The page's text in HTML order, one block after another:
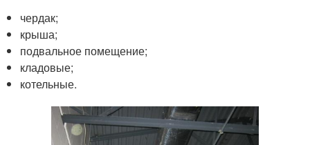
чердак;
крыша;
подвальное помещение;
кладовые;
котельные.